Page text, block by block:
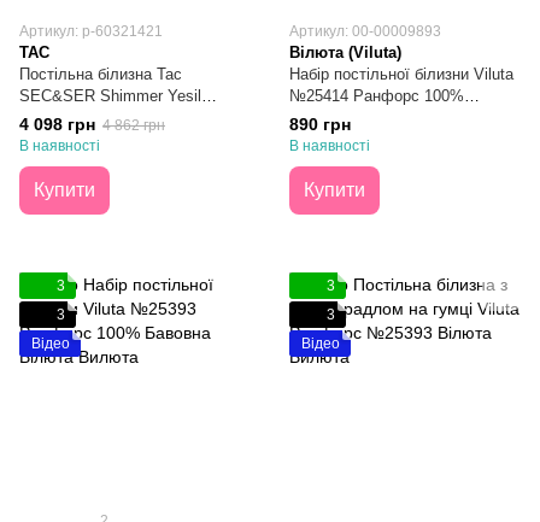
Артикул: p-60321421
TAC
Постільна білизна Тас
SEC&SER Shimmer Yesil
Преміум Ранфорс Євро
4 098 грн 4 862 грн
В наявності
Купити
Артикул: 00-00009893
Вілюта (Viluta)
Набір постільної білизни Viluta
№25414 Ранфорс 100%
Бавовна Півтораспальний
890 грн
В наявності
Купити
3
3
Відео
3
3
Відео